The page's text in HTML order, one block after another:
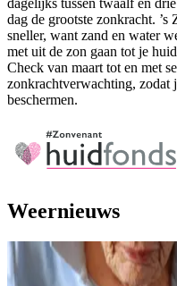
dag de grootste zonkracht.
sneller, want zand en water
met uit de zon gaan tot je
Check van maart tot en met
zonkrachtverwachting, zodat
beschermen.
Weernieuws